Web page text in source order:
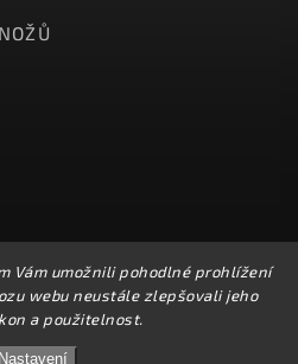
Vám umožnili pohodlné prohlížení
webu neustále zlepšovali jeho
a použitelnost.
Nastavení
zavřeno z důvodu
v provozu, objednávky